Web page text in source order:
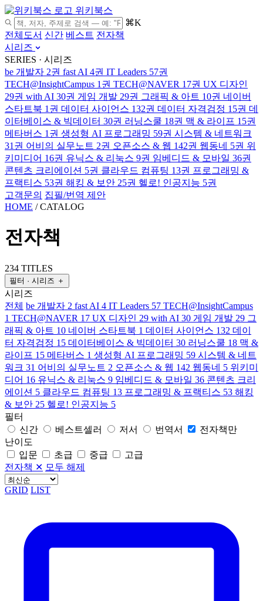
위키북스
⌘K
전체도서 신간 베스트 전자책
시리즈
SERIES · 시리즈
be 개발자 2권 fast AI 4권 IT Leaders 57권
TECH@InsightCampus 1권 TECH@NAVER 17권 UX 디자인
29권 with AI 30권 게임 개발 29권 그래픽 & 아트 10권 네이버
스타트북 1권 데이터 사이언스 132권 데이터 자격검정 15권 데
이터베이스 & 빅데이터 30권 러닝스쿨 18권 맥 & 라이프 15권
메타버스 1권 생성형 AI 프로그래밍 59권 시스템 & 네트워크
31권 어비의 실무노트 2권 오픈소스 & 웹 142권 웹동네 5권 위
키미디어 16권 유닉스 & 리눅스 9권 임베디드 & 모바일 36권
콘텐츠 크리에이션 5권 클라우드 컴퓨팅 13권 프로그래밍 &
프랙티스 53권 해킹 & 보안 25권 헬로! 인공지능 5권
고객문의 집필/번역 제안
HOME / CATALOG
전자책
234 TITLES
필터 · 시리즈 ＋
시리즈
전체 be 개발자 2 fast AI 4 IT Leaders 57 TECH@InsightCampus
1 TECH@NAVER 17 UX 디자인 29 with AI 30 게임 개발 29 그
래픽 & 아트 10 네이버 스타트북 1 데이터 사이언스 132 데이
터 자격검정 15 데이터베이스 & 빅데이터 30 러닝스쿨 18 맥 &
라이프 15 메타버스 1 생성형 AI 프로그래밍 59 시스템 & 네트
워크 31 어비의 실무노트 2 오픈소스 & 웹 142 웹동네 5 위키미
디어 16 유닉스 & 리눅스 9 임베디드 & 모바일 36 콘텐츠 크리
에이션 5 클라우드 컴퓨팅 13 프로그래밍 & 프랙티스 53 해킹
& 보안 25 헬로! 인공지능 5
필터
신간
베스트셀러 저서 번역서
전자책만
난이도
입문
초급 중급
고급
전자책 ✕ 모두 해제
GRID LIST